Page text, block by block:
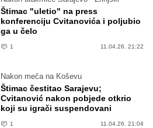
Štimac "uletio" na press
konferenciju Cvitanovića i poljubio
ga u čelo
1 11.04.26. 21:22
Nakon meča na Koševu
Štimac čestitao Sarajevu;
Cvitanović nakon pobjede otkrio
koji su igrači suspendovani
1 11.04.26. 21:04